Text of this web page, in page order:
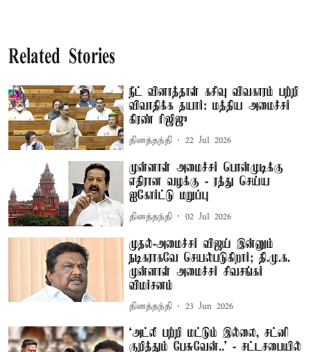
Related Stories
நீட் வினாத்தாள் கசிவு விவகாரம் பற்றி
விவாதிக்க தயார்: மத்திய அமைச்சர்
கிரண் ரிஜிஜு
தினத்தந்தி 22 Jul 2026
முன்னாள் அமைச்சர் பொன்முடிக்கு
எதிரான வழக்கு - ரத்து செய்ய
ஐகோர்ட்டு மறுப்பு
தினத்தந்தி 02 Jul 2026
முதல்-அமைச்சர் விஜய் இன்னும்
நடிகராகவே செயல்படுகிறார்; தி.மு.க.
முன்னாள் அமைச்சர் சிவசங்கர்
விமர்சனம்
தினத்தந்தி 23 Jun 2026
‘அட்லீ பற்றி மட்டும் இல்லை, சட்னி
குறித்தும் பேசுவேன்..’ - சட்டசபையில்